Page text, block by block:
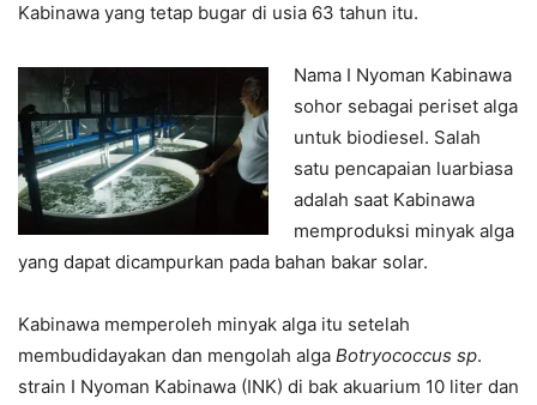
Kabinawa yang tetap bugar di usia 63 tahun itu.
Nama I Nyoman Kabinawa
sohor sebagai periset alga
untuk biodiesel. Salah
satu pencapaian luarbiasa
adalah saat Kabinawa
memproduksi minyak alga
yang dapat dicampurkan pada bahan bakar solar.
Kabinawa memperoleh minyak alga itu setelah
membudidayakan dan mengolah alga Botryococcus sp.
strain I Nyoman Kabinawa (INK) di bak akuarium 10 liter dan